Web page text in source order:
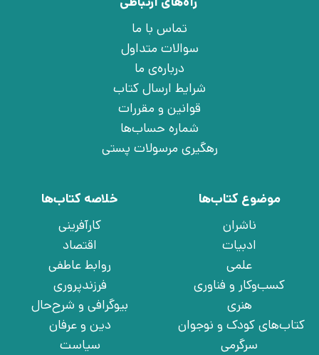
تماس با ما
سوالات متداول
درباره‌ی ما
شرایط ارسال کتاب
قوانین و مقررات
شماره حساب‌ها
رهگیری مرسولات پستی
موضوع کتاب‌ها
ناشران
ادبیات
علمی
کسب‌وکار و فناوری
هنری
کتاب‌های کودک و نوجوان
سرگرمی
خلاصه کتاب‌ها
کارآفرینی
اقتصاد
روابط عاطفی
فرزندپروری
بیوگرافی و شرح‌حال
دین و عرفان
سیاست